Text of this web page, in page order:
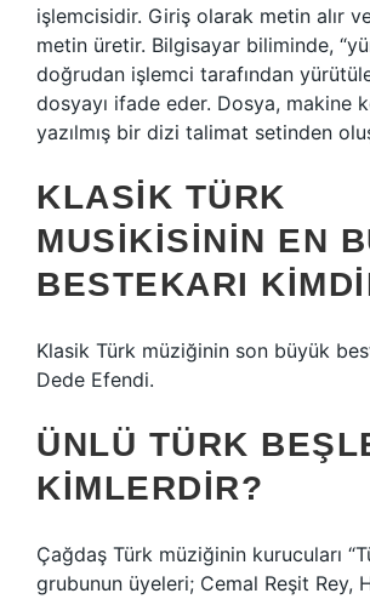
işlemcisidir. Giriş olarak metin alır
metin üretir. Bilgisayar biliminde,
doğrudan işlemci tarafından
dosyayı ifade eder. Dosya, makine
yazılmış bir dizi talimat setinden
KLASIK TÜRK
MUSIKISININ EN
BESTEKARI
Klasik Türk müziğinin son büyük
Dede Efendi.
ÜNLÜ TÜRK
KIMLERDIR?
Çağdaş Türk müziğinin kurucuları
grubunun üyeleri; Cemal Reşit Rey,